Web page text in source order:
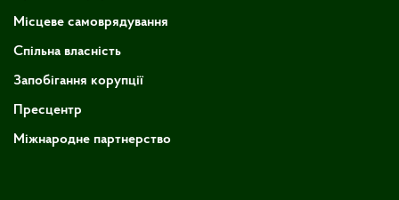
Місцеве самоврядування
Спільна власність
Запобігання корупції
Пресцентр
Міжнародне партнерство